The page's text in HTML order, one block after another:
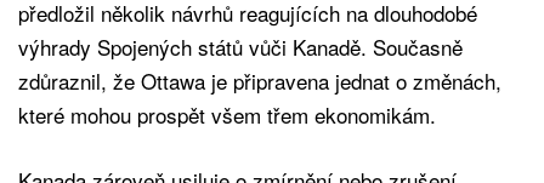
předložil několik návrhů reagujících na dlouhodobé
výhrady Spojených států vůči Kanadě. Současně
zdůraznil, že Ottawa je připravena jednat o změnách,
které mohou prospět všem třem ekonomikám.